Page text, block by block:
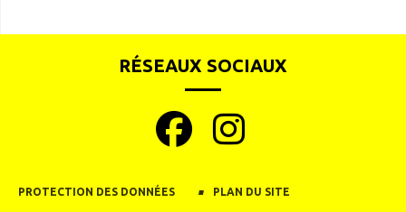
RÉSEAUX SOCIAUX
PROTECTION DES DONNÉES PLAN DU SITE